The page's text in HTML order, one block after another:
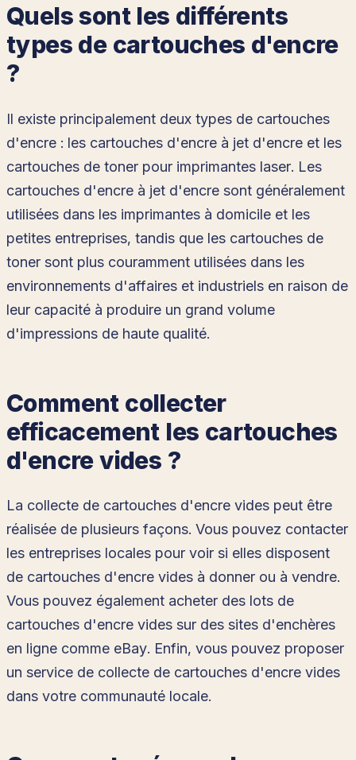
Quels sont les différents
types de cartouches d'encre
?
Il existe principalement deux types de cartouches
d'encre : les cartouches d'encre à jet d'encre et les
cartouches de toner pour imprimantes laser. Les
cartouches d'encre à jet d'encre sont généralement
utilisées dans les imprimantes à domicile et les
petites entreprises, tandis que les cartouches de
toner sont plus couramment utilisées dans les
environnements d'affaires et industriels en raison de
leur capacité à produire un grand volume
d'impressions de haute qualité.
Comment collecter
efficacement les cartouches
d'encre vides ?
La collecte de cartouches d'encre vides peut être
réalisée de plusieurs façons. Vous pouvez contacter
les entreprises locales pour voir si elles disposent
de cartouches d'encre vides à donner ou à vendre.
Vous pouvez également acheter des lots de
cartouches d'encre vides sur des sites d'enchères
en ligne comme eBay. Enfin, vous pouvez proposer
un service de collecte de cartouches d'encre vides
dans votre communauté locale.